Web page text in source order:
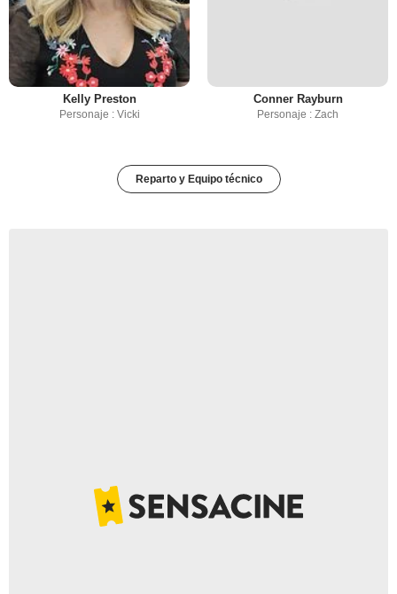
Kelly Preston
Personaje : Vicki
Conner Rayburn
Personaje : Zach
Reparto y Equipo técnico